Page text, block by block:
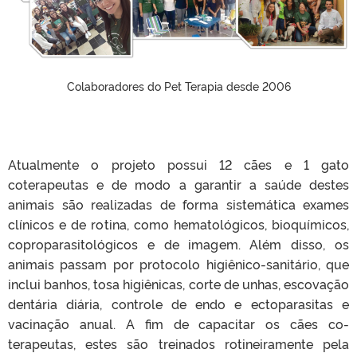
Colaboradores do Pet Terapia desde 2006
Atualmente o projeto possui 12 cães e 1 gato
coterapeutas e de modo a garantir a saúde destes
animais são realizadas de forma sistemática exames
clínicos e de rotina, como hematológicos, bioquímicos,
coproparasitológicos e de imagem. Além disso, os
animais passam por protocolo higiênico-sanitário, que
inclui banhos, tosa higiênicas, corte de unhas, escovação
dentária diária, controle de endo e ectoparasitas e
vacinação anual. A fim de capacitar os cães co-
terapeutas, estes são treinados rotineiramente pela